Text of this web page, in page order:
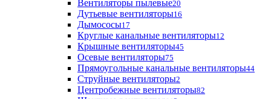
Вентиляторы пылевые20
Дутьевые вентиляторы16
Дымососы17
Круглые канальные вентиляторы12
Крышные вентиляторы45
Осевые вентиляторы75
Прямоугольные канальные вентиляторы44
Струйные вентиляторы2
Центробежные вентиляторы82